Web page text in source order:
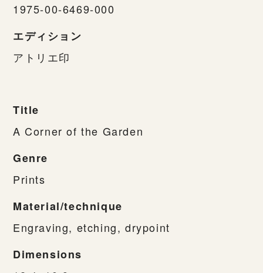
1975-00-6469-000
エディション
アトリエ印
Title
A Corner of the Garden
Genre
Prints
Material/technique
Engraving, etching, drypoint
Dimensions